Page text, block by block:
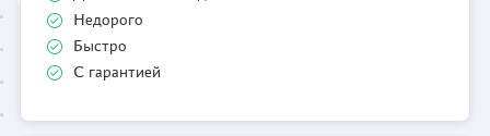
Недорого
Быстро
С гарантией